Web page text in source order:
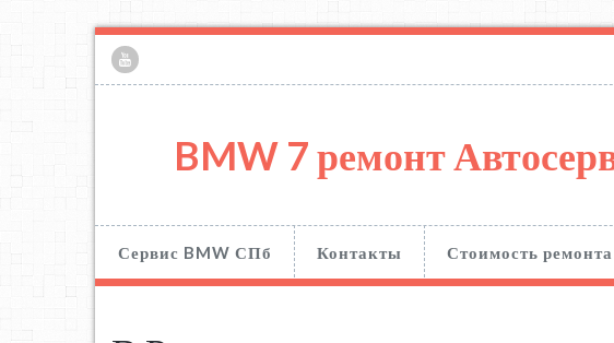
BMW 7 ремонт
Сервис BMW СПб Контакты Стоимость ремонта